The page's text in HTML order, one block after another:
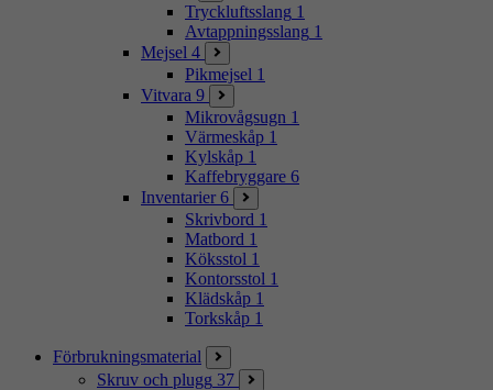
Tryckluftsslang 1
Avtappningsslang 1
Mejsel 4
Pikmejsel 1
Vitvara 9
Mikrovågsugn 1
Värmeskåp 1
Kylskåp 1
Kaffebryggare 6
Inventarier 6
Skrivbord 1
Matbord 1
Köksstol 1
Kontorsstol 1
Klädskåp 1
Torkskåp 1
Förbrukningsmaterial
Skruv och plugg 37